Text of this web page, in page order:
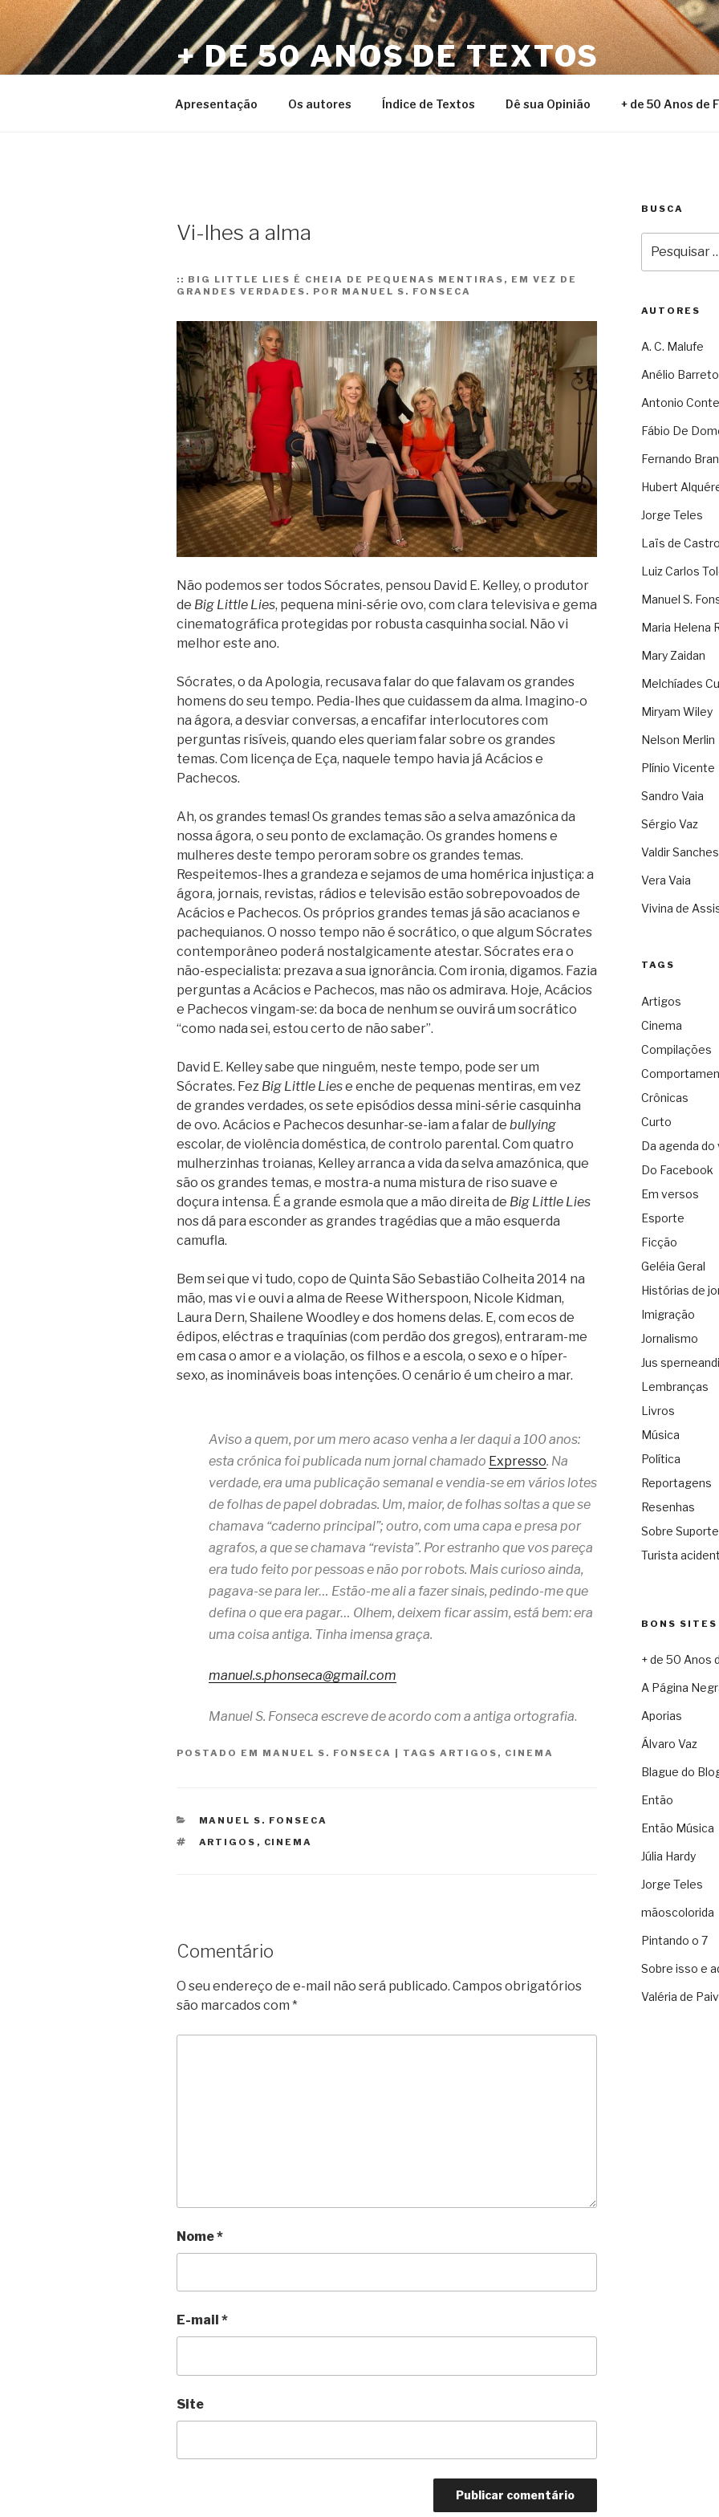
Pular
para
o
conteúdo
+ DE 50 ANOS DE TEXTOS
Apresentação Os autores Índice de Textos Dê sua Opinião + de 50 Anos de
Vi-lhes a alma
:: BIG LITTLE LIES É CHEIA DE PEQUENAS MENTIRAS, EM VEZ DE
GRANDES VERDADES. POR MANUEL S. FONSECA
Não podemos ser todos Sócrates, pensou David E. Kelley, o produtor
de Big Little Lies, pequena mini-série ovo, com clara televisiva e gema
cinematográfica protegidas por robusta casquinha social. Não vi
melhor este ano.
Sócrates, o da Apologia, recusava falar do que falavam os grandes
homens do seu tempo. Pedia-lhes que cuidassem da alma. Imagino-o
na ágora, a desviar conversas, a encafifar interlocutores com
perguntas risíveis, quando eles queriam falar sobre os grandes
temas. Com licença de Eça, naquele tempo havia já Acácios e
Pachecos.
Ah, os grandes temas! Os grandes temas são a selva amazónica da
nossa ágora, o seu ponto de exclamação. Os grandes homens e
mulheres deste tempo peroram sobre os grandes temas.
Respeitemos-lhes a grandeza e sejamos de uma homérica injustiça: a
ágora, jornais, revistas, rádios e televisão estão sobrepovoados de
Acácios e Pachecos. Os próprios grandes temas já são acacianos e
pachequianos. O nosso tempo não é socrático, o que algum Sócrates
contemporâneo poderá nostalgicamente atestar. Sócrates era o
não-especialista: prezava a sua ignorância. Com ironia, digamos. Fazia
perguntas a Acácios e Pachecos, mas não os admirava. Hoje, Acácios
e Pachecos vingam-se: da boca de nenhum se ouvirá um socrático
“como nada sei, estou certo de não saber”.
David E. Kelley sabe que ninguém, neste tempo, pode ser um
Sócrates. Fez Big Little Liese enche de pequenas mentiras, em vez
de grandes verdades, os sete episódios dessa mini-série casquinha
de ovo. Acácios e Pachecos desunhar-se-iam a falar de bullying
escolar, de violência doméstica, de controlo parental. Com quatro
mulherzinhas troianas, Kelley arranca a vida da selva amazónica, que
são os grandes temas, e mostra-a numa mistura de riso suave e
doçura intensa. É a grande esmola que a mão direita de Big Little Lies
nos dá para esconder as grandes tragédias que a mão esquerda
camufla.
Bem sei que vi tudo, copo de Quinta São Sebastião Colheita 2014 na
mão, mas vi e ouvi a alma de Reese Witherspoon, Nicole Kidman,
Laura Dern, Shailene Woodley e dos homens delas. E, com ecos de
édipos, eléctras e traquínias (com perdão dos gregos), entraram-me
em casa o amor e a violação, os filhos e a escola, o sexo e o híper-
sexo, as inomináveis boas intenções. O cenário é um cheiro a mar.
Aviso a quem, por um mero acaso venha a ler daqui a 100 anos:
esta crónica foi publicada num jornal chamado Expresso. Na
verdade, era uma publicação semanal e vendia-se em vários lotes
de folhas de papel dobradas. Um, maior, de folhas soltas a que se
chamava “caderno principal”; outro, com uma capa e presa por
agrafos, a que se chamava “revista”. Por estranho que vos pareça
era tudo feito por pessoas e não por robots. Mais curioso ainda,
pagava-se para ler… Estão-me ali a fazer sinais, pedindo-me que
defina o que era pagar… Olhem, deixem ficar assim, está bem: era
uma coisa antiga. Tinha imensa graça.
manuel.s.phonseca@gmail.com
Manuel S. Fonseca escreve de acordo com a antiga ortografia.
POSTADO EM MANUEL S. FONSECA TAGS ARTIGOS , CINEMA
CATEGORIAS
MANUEL S. FONSECA
TAGS
ARTIGOS , CINEMA
Comentário
O seu endereço de e-mail não será publicado. Campos obrigatórios
são marcados com *
Nome*
E-mail *
Site
BUSCA
por:
AUTORES
A. C. Malufe
Anélio Barreto
Antonio
Fábio De
Fernando
Hubert
Jorge Teles
Laïs de Castro
Luiz Carlos
Manuel S.
Maria Helena
Mary Zaidan
Melchíades
Miryam Wiley
Nelson Merlin
Plínio Vicente
Sandro Vaia
Sérgio Vaz
Valdir Sanches
Vera Vaia
Vivina de
TAGS
Artigos
Cinema
Compilações
Crônicas
Curto
Da agenda do
Do Facebook
Em versos
Esporte
Ficção
Geléia Geral
Histórias de
Imigração
Jornalismo
Jus sperneandi
Lembranças
Livros
Música
Política
Reportagens
Resenhas
Sobre
Turista
BONS SITES
+ de 50 Anos
A Página
Aporias
Álvaro Vaz
Blague do
Então
Então Música
Júlia Hardy
Jorge Teles
mãoscolorida
Pintando o 7
Sobre isso e
Valéria de